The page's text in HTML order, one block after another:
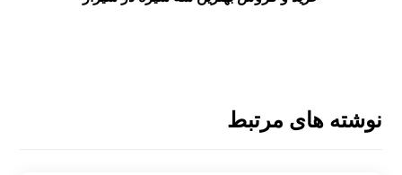
نوشته های مرتبط